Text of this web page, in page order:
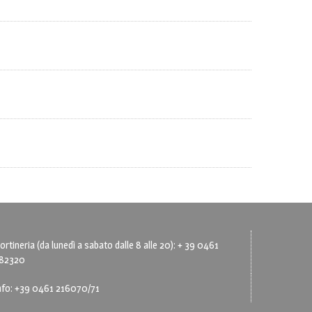
(da lunedì a sabato dalle 8 alle 20): + 39 0461
+39 0461 216070/71